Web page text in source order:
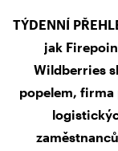
TÝDENNÍ
jak
Wildberries
popelem, firma